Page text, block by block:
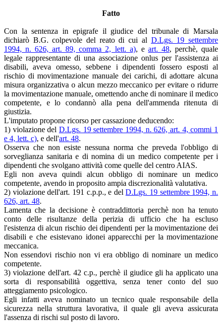
Fatto
Con la sentenza in epigrafe il giudice del tribunale di Marsala
dichiarò B.G. colpevole del reato di cui al D.Lgs. 19 settembre
1994, n. 626, art. 89, comma 2, lett. a), e art. 48, perchè, quale
legale rappresentante di una associazione onlus per l'assistenza ai
disabili, aveva omesso, sebbene i dipendenti fossero esposti al
rischio di movimentazione manuale dei carichi, di adottare alcuna
misura organizzativa o alcun mezzo meccanico per evitare o ridurre
la movimentazione manuale, omettendo anche di nominare il medico
competente, e lo condannò alla pena dell'ammenda ritenuta di
giustizia.
L'imputato propone ricorso per cassazione deducendo:
1) violazione del D.Lgs. 19 settembre 1994, n. 626, art. 4, commi 1
e 4, lett. c), e dell'art. 48.
Osserva che non esiste nessuna norma che preveda l'obbligo di
sorveglianza sanitaria e di nomina di un medico competente per i
dipendenti che svolgano attività come quelle del centro AIAS.
Egli non aveva quindi alcun obbligo di nominare un medico
competente, avendo in proposito ampia discrezionalità valutativa.
2) violazione dell'art. 191 c.p.p., e delD.Lgs. 19 settembre 1994, n.
626, art. 48.
Lamenta che la decisione è contraddittoria perchè non ha tenuto
conto delle risultanze della perizia di ufficio che ha escluso
l'esistenza di alcun rischio dei dipendenti per la movimentazione dei
disabili e che esistevano idonei apparecchi per la movimentazione
meccanica.
Non essendovi rischio non vi era obbligo di nominare un medico
competente.
3) violazione dell'art. 42 c.p., perchè il giudice gli ha applicato una
sorta di responsabilità oggettiva, senza tener conto del suo
atteggiamento psicologico.
Egli infatti aveva nominato un tecnico quale responsabile della
sicurezza nella struttura lavorativa, il quale gli aveva assicurata
l'assenza di rischi sul posto di lavoro.